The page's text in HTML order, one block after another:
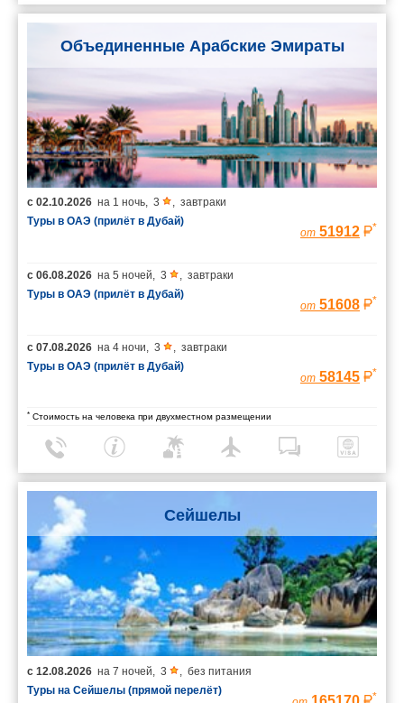
Объединенные Арабские Эмираты
с 02.10.2026 на 1 ночь, 3 , завтраки
Туры в ОАЭ (прилёт в Дубай)
от 51912 *
с 06.08.2026 на 5 ночей, 3 , завтраки
Туры в ОАЭ (прилёт в Дубай)
от 51608 *
с 07.08.2026 на 4 ночи, 3 , завтраки
Туры в ОАЭ (прилёт в Дубай)
от 58145 *
* Стоимость на человека при двухместном размещении
Сейшелы
с 12.08.2026 на 7 ночей 3
без питания
Туры на Сейшелы (прямой перелёт)
*